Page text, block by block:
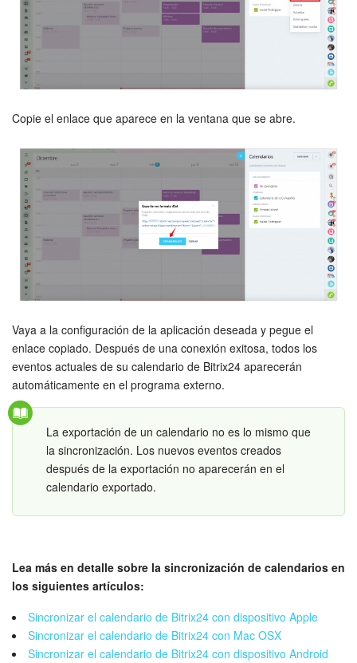
Reserva
Sales center
Bitrix24 Market
CRM + Online store
Tienda CRM
Empleados
Base de conocimientos
Firma electrónica
Automatización
Marketing
Copie el enlace que aparece en la ventana que se abre.
Vaya a la configuración de la aplicación deseada y pegue el
enlace copiado. Después de una conexión exitosa, todos los
eventos actuales de su calendario de Bitrix24 aparecerán
automáticamente en el programa externo.
La exportación de un calendario no es lo mismo que
la sincronización. Los nuevos eventos creados
después de la exportación no aparecerán en el
calendario exportado.
Lea más en detalle sobre la sincronización de calendarios en
los siguientes artículos:
Sincronizar el calendario de Bitrix24 con dispositivo Apple
Sincronizar el calendario de Bitrix24 con Mac OSX
Sincronizar el calendario de Bitrix24 con dispositivo Android